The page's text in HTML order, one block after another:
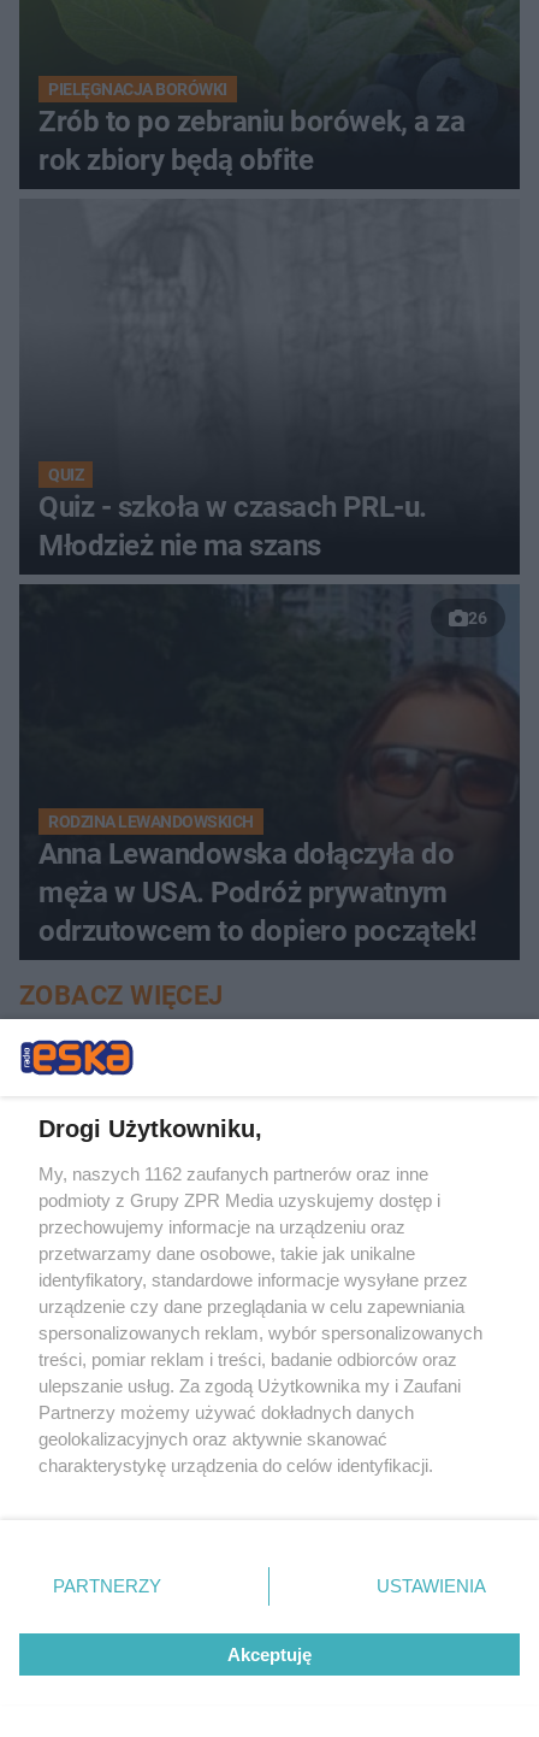
PIELĘGNACJA BORÓWKI
Zrób to po zebraniu borówek, a za
rok zbiory będą obfite
QUIZ
Quiz - szkoła w czasach PRL-u.
Młodzież nie ma szans
26
RODZINA LEWANDOWSKICH
Anna Lewandowska dołączyła do
męża w USA. Podróż prywatnym
odrzutowcem to dopiero początek!
ZOBACZ WIĘCEJ
Drogi Użytkowniku,
My, naszych 1162 zaufanych partnerów oraz inne
podmioty z Grupy ZPR Media uzyskujemy dostęp i
przechowujemy informacje na urządzeniu oraz
przetwarzamy dane osobowe, takie jak unikalne
identyfikatory, standardowe informacje wysyłane przez
urządzenie czy dane przeglądania w celu zapewniania
spersonalizowanych reklam, wybór spersonalizowanych
treści, pomiar reklam i treści, badanie odbiorców oraz
ulepszanie usług. Za zgodą Użytkownika my i Zaufani
Partnerzy możemy używać dokładnych danych
geolokalizacyjnych oraz aktywnie skanować
charakterystykę urządzenia do celów identyfikacji.
zmienić/wycofać klikając przycisk ustawień prywatności
znajdujący się w lewym dolnym rogu strony
rodzaje przetwarzania danych nie wymagają zgody
użytkownika, ale masz prawo sprzeciwić się takiemu
przetwarzaniu. Preferencje będą miały zastosowanie tylko
PARTNERZY USTAWIENIA
Akceptuję